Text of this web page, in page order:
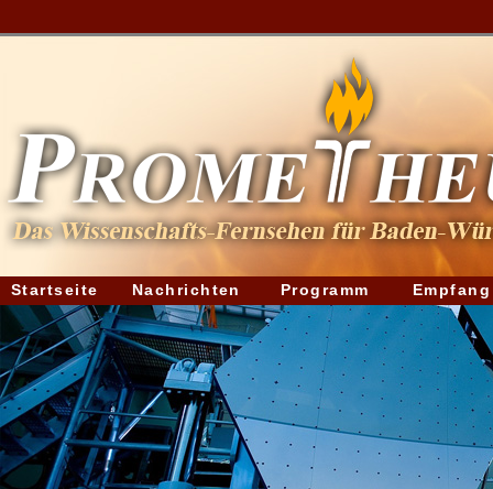
Startseite Nachrichten Programm Empfang